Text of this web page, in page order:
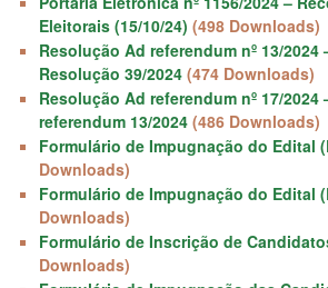
Eleitorais (15/10/24) (498 Downloads)
Resolução Ad referendum nº 13/2024
Resolução 39/2024 (474 Downloads)
Resolução Ad referendum nº 17/2024
referendum 13/2024 (486 Downloads)
Formulário de Impugnação do Edital
Downloads)
Formulário de Impugnação do Edital
Downloads)
Formulário de Inscrição de
Downloads)